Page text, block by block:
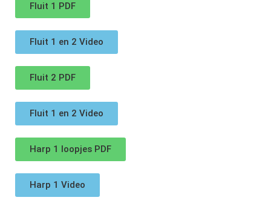
Fluit 1 PDF
Fluit 1 en 2 Video
Fluit 2 PDF
Fluit 1 en 2 Video
Harp 1 loopjes PDF
Harp 1 Video